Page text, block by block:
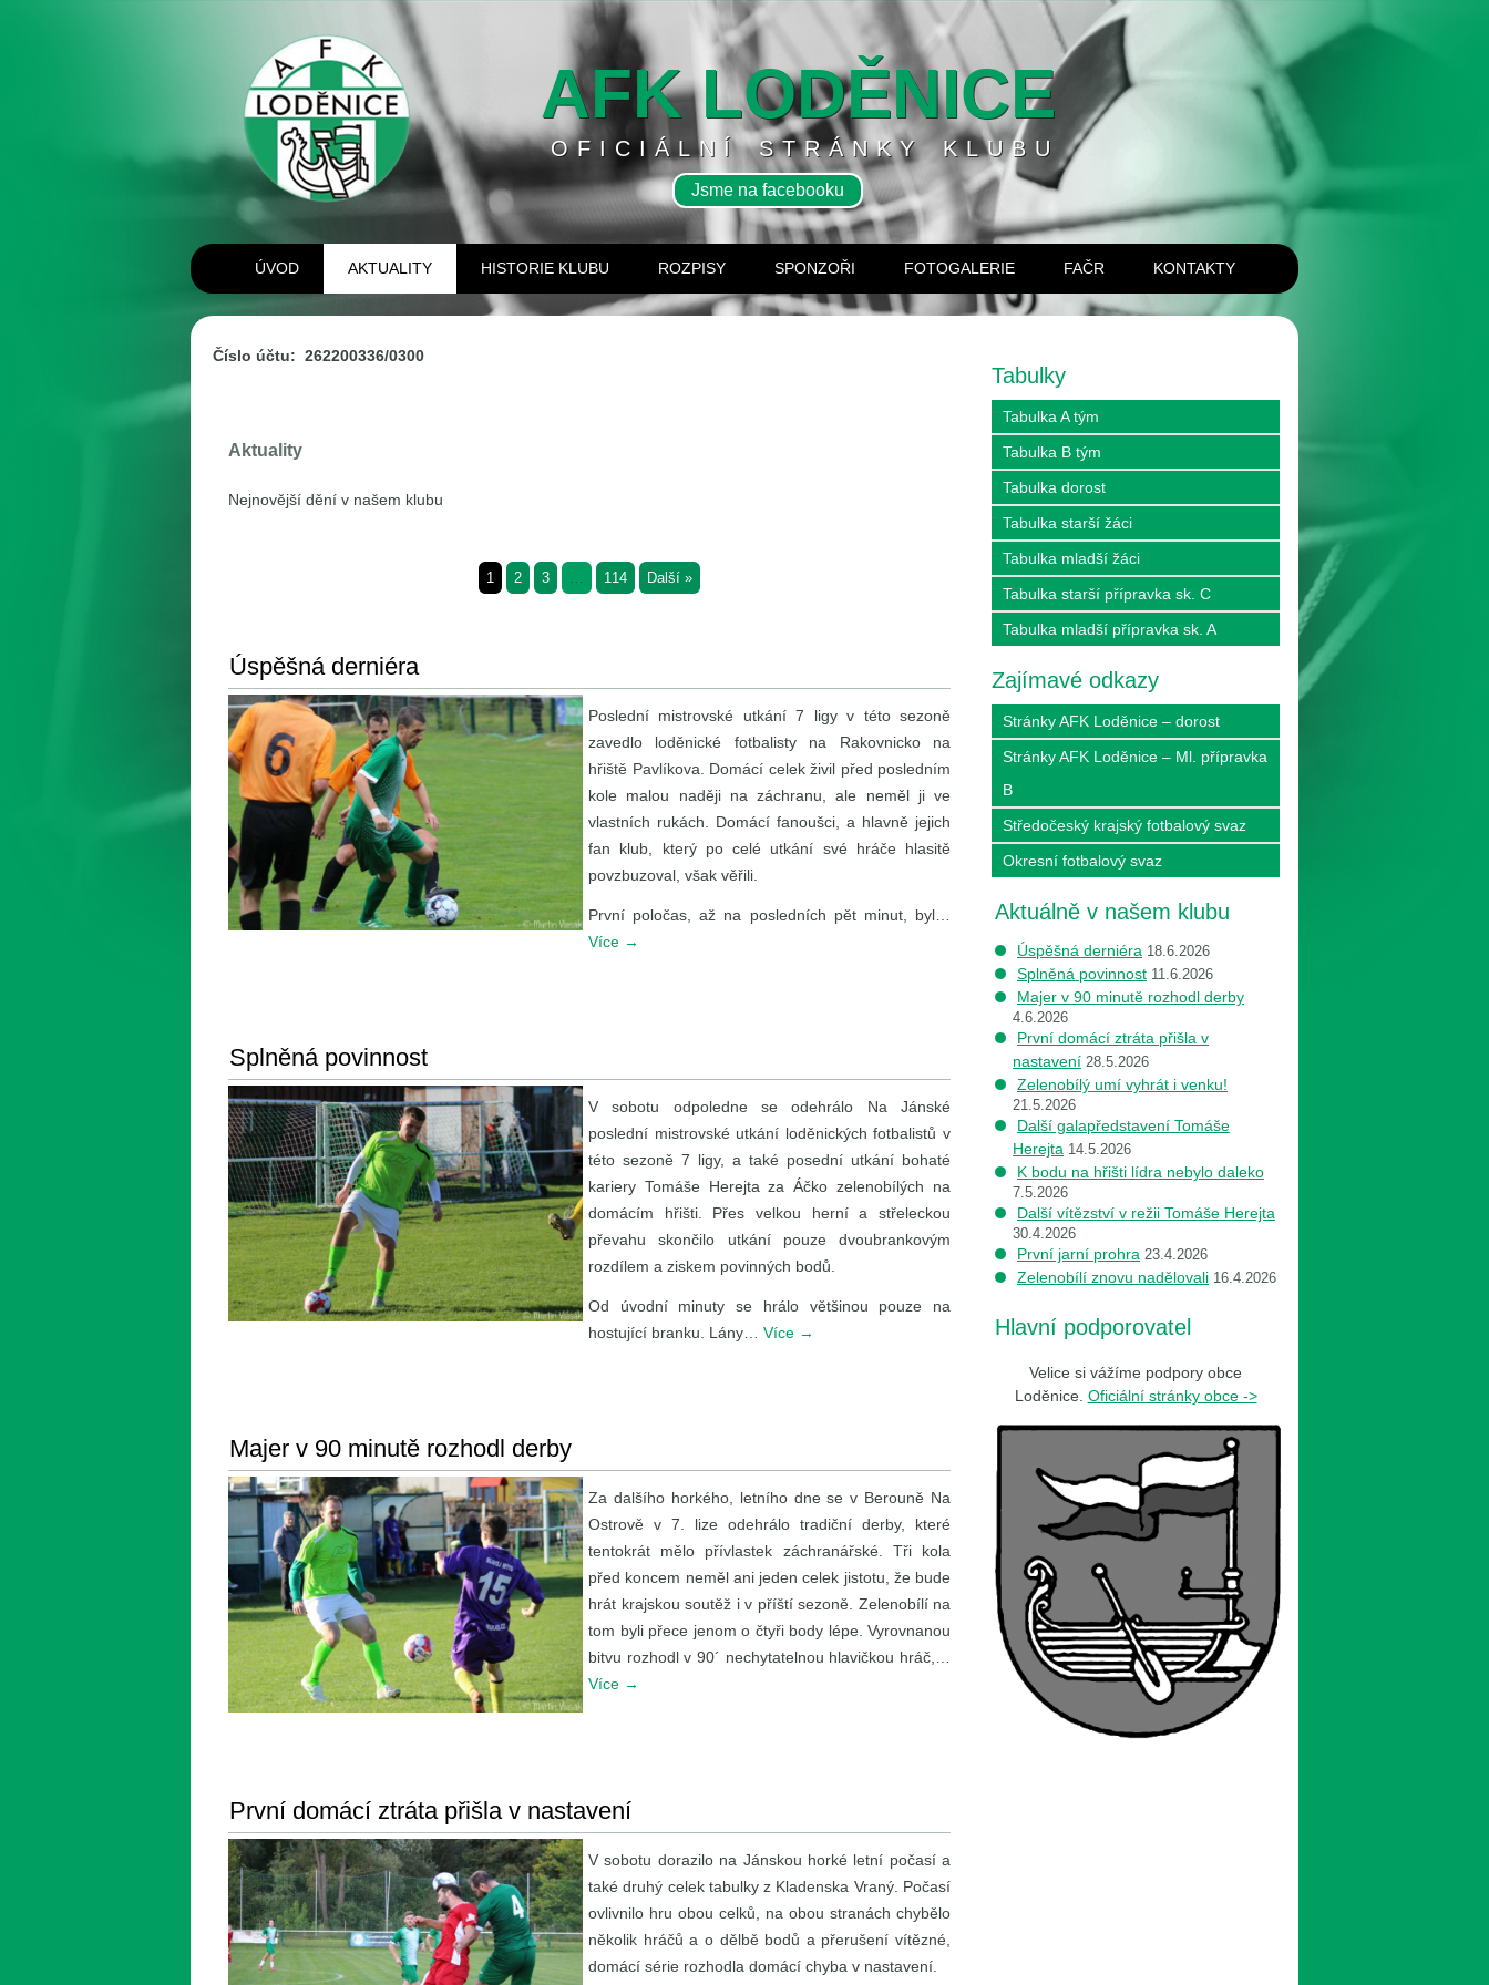
Jsme na facebooku
AFK LODĚNICE
OFICIÁLNÍ STRÁNKY KLUBU
ÚVOD AKTUALITY HISTORIE KLUBU ROZPISY SPONZOŘI FOTOGALERIE FAČR KONTAKTY
Číslo účtu: 262200336/0300
Aktuality
Nejnovější dění v našem klubu
1 2 3 … 114 Další »
Úspěšná derniéra
Poslední mistrovské utkání 7 ligy v této sezoně
zavedlo loděnické fotbalisty na Rakovnicko na
hřiště Pavlíkova. Domácí celek živil před posledním
kole malou naději na záchranu, ale neměl ji ve
vlastních rukách. Domácí fanoušci, a hlavně jejich
fan klub, který po celé utkání své hráče hlasitě
povzbuzoval, však věřili.
První poločas, až na posledních pět minut, byl…
Více →
Splněná povinnost
V sobotu odpoledne se odehrálo Na Jánské
poslední mistrovské utkání loděnických fotbalistů v
této sezoně 7 ligy, a také posední utkání bohaté
kariery Tomáše Herejta za Áčko zelenobílých na
domácím hřišti. Přes velkou herní a střeleckou
převahu skončilo utkání pouze dvoubrankovým
rozdílem a ziskem povinných bodů.
Od úvodní minuty se hrálo většinou pouze na
hostující branku. Lány… Více →
Majer v 90 minutě rozhodl derby
Za dalšího horkého, letního dne se v Berouně Na
Ostrově v 7. lize odehrálo tradiční derby, které
tentokrát mělo přívlastek záchranářské. Tři kola
před koncem neměl ani jeden celek jistotu, že bude
hrát krajskou soutěž i v příští sezoně. Zelenobílí na
tom byli přece jenom o čtyři body lépe. Vyrovnanou
bitvu rozhodl v 90´ nechytatelnou hlavičkou hráč,…
Více →
První domácí ztráta přišla v nastavení
V sobotu dorazilo na Jánskou horké letní počasí a
také druhý celek tabulky z Kladenska Vraný. Počasí
ovlivnilo hru obou celků, na obou stranách chybělo
několik hráčů a o dělbě bodů a přerušení vítězné,
domácí série rozhodla domácí chyba v nastavení.
Tabulky
Tabulka A tým
Tabulka B tým
Tabulka dorost
Tabulka starší žáci
Tabulka mladší žáci
Tabulka starší přípravka sk. C
Tabulka mladší přípravka sk. A
Zajímavé odkazy
Stránky AFK Loděnice – dorost
Stránky AFK Loděnice – Ml. přípravka
B
Středočeský krajský fotbalový svaz
Okresní fotbalový svaz
Aktuálně v našem klubu
Úspěšná derniéra 18.6.2026
Splněná povinnost 11.6.2026
Majer v 90 minutě rozhodl derby
4.6.2026
První domácí ztráta přišla v
nastavení 28.5.2026
Zelenobílý umí vyhrát i venku!
21.5.2026
Další galapředstavení Tomáše
Herejta 14.5.2026
K bodu na hřišti lídra nebylo daleko
7.5.2026
Další vítězství v režii Tomáše Herejta
30.4.2026
První jarní prohra 23.4.2026
Zelenobílí znovu nadělovali 16.4.2026
Hlavní podporovatel
Velice si vážíme podpory obce
Loděnice. Oficiální stránky obce ->